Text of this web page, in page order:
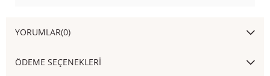
YORUMLAR(0)
ÖDEME SEÇENEKLERI